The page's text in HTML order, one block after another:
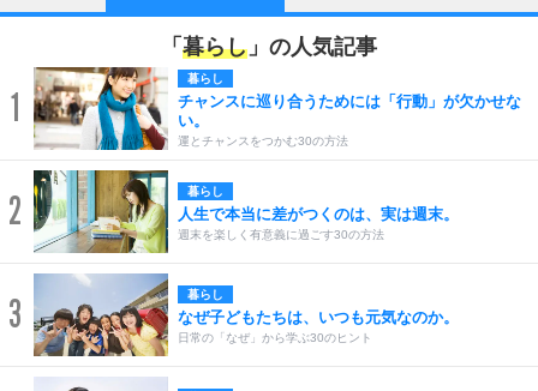
「 暮らし 」の人気記事
1
暮らし
チャンスに巡り合うためには「行動」が欠かせな
い。
運とチャンスをつかむ30の方法
2 暮らし
人生で本当に差がつくのは、実は週末。
週末を楽しく有意義に過ごす30の方法
3 暮らし
なぜ子どもたちは、いつも元気なのか。
日常の「なぜ」から学ぶ30のヒント